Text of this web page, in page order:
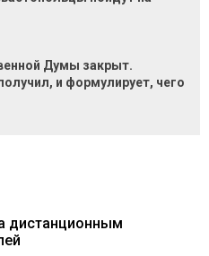
Думы закрыт.
и формулирует, чего
дистанционным